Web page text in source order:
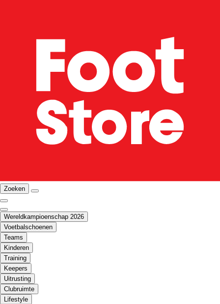
Zoeken
Wereldkampioenschap 2026
Voetbalschoenen
Teams
Kinderen
Training
Keepers
Uitrusting
Clubruimte
Lifestyle